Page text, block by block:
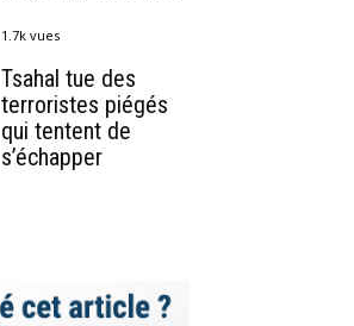
1.7k vues
Tsahal tue des
terroristes piégés
qui tentent de
s’échapper